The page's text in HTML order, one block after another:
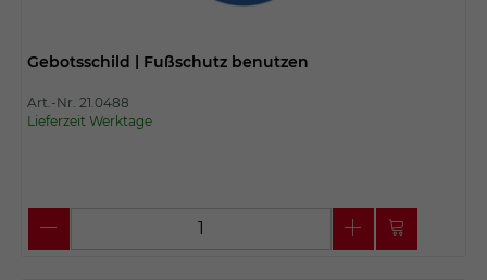
Gebotsschild | Fußschutz benutzen
Art.-Nr. 21.0488
Lieferzeit Werktage